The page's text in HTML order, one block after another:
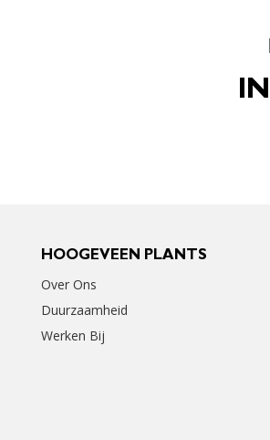
HOOGEVEEN PLANTS
Over Ons
Duurzaamheid
Werken Bij